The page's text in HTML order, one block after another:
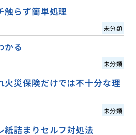
触らず簡単処理
未分類
かる
未分類
火災保険だけでは不十分な理
未分類
紙詰まりセルフ対処法